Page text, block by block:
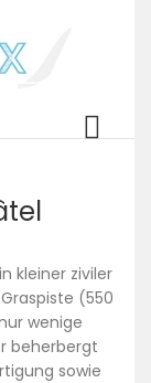
kleiner ziviler
(550
wenige
beherbergt
sowie